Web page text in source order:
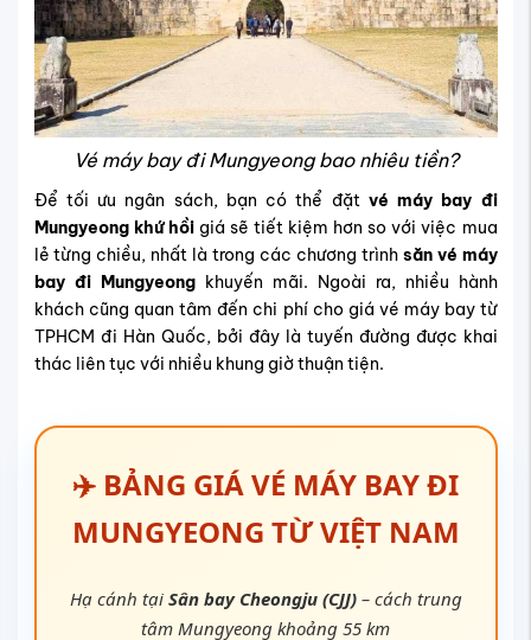
Vé máy bay đi Mungyeong bao nhiêu tiền?
Để tối ưu ngân sách, bạn có thể đặt vé máy bay đi
Mungyeong khứ hồigiá sẽ tiết kiệm hơn so với việc mua
lẻ từng chiều, nhất là trong các chương trình săn vé máy
bay đi Mungyeongkhuyến mãi. Ngoài ra, nhiều hành
khách cũng quan tâm đến chi phí cho giá vé máy bay từ
TPHCM đi Hàn Quốc, bởi đây là tuyến đường được khai
thác liên tục với nhiều khung giờ thuận tiện.
✈️ BẢNG GIÁ VÉ MÁY BAY ĐI
MUNGYEONG TỪ VIỆT NAM
Hạ cánh tại Sân bay Cheongju (CJJ)– cách trung
tâm Mungyeong khoảng 55 km